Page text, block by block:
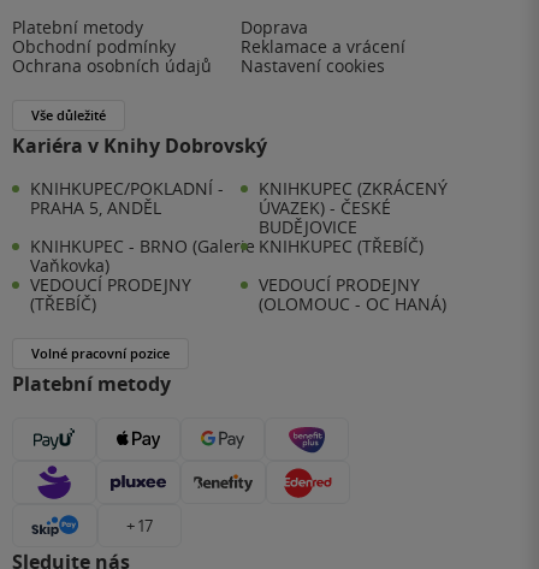
Platební metody
Doprava
Obchodní podmínky
Reklamace a vrácení
Ochrana osobních údajů
Nastavení cookies
Vše důležité
Kariéra v Knihy Dobrovský
KNIHKUPEC/POKLADNÍ -
PRAHA 5, ANDĚL
KNIHKUPEC (ZKRÁCENÝ
ÚVAZEK) - ČESKÉ
BUDĚJOVICE
KNIHKUPEC - BRNO (Galerie
Vaňkovka)
KNIHKUPEC (TŘEBÍČ)
VEDOUCÍ PRODEJNY
(TŘEBÍČ)
VEDOUCÍ PRODEJNY
(OLOMOUC - OC HANÁ)
Volné pracovní pozice
Platební metody
+ 17
Sledujte nás